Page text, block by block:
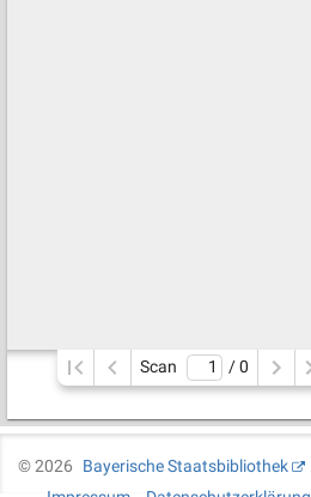
Scan / 0
©2026
Bayerische Staatsbibliothek